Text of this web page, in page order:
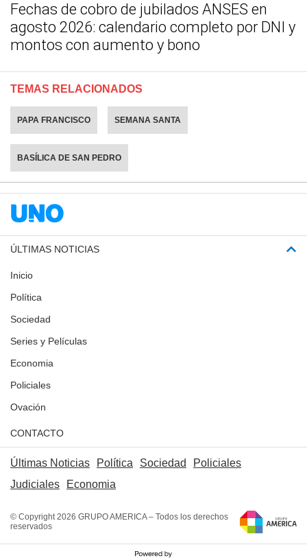
Fechas de cobro de jubilados ANSES en
agosto 2026: calendario completo por DNI y
montos con aumento y bono
TEMAS RELACIONADOS
PAPA FRANCISCO SEMANA SANTA
BASÍLICA DE SAN PEDRO
ÚLTIMAS NOTICIAS
Inicio
Política
Sociedad
Series y Películas
Economia
Policiales
Ovación
CONTACTO
Últimas Noticias Política Sociedad
Policiales
Judiciales
Economia
© Copyright 2026 GRUPO AMERICA – Todos los derechos
reservados